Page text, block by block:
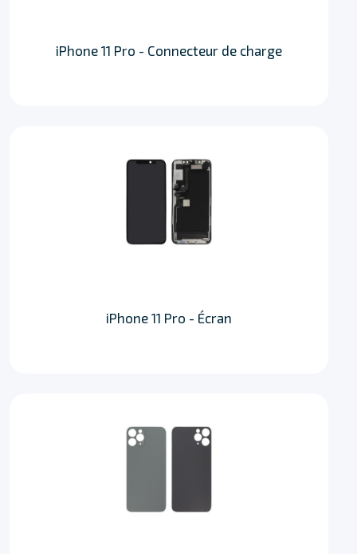
iPhone 11 Pro - Connecteur de charge
iPhone 11 Pro - Écran